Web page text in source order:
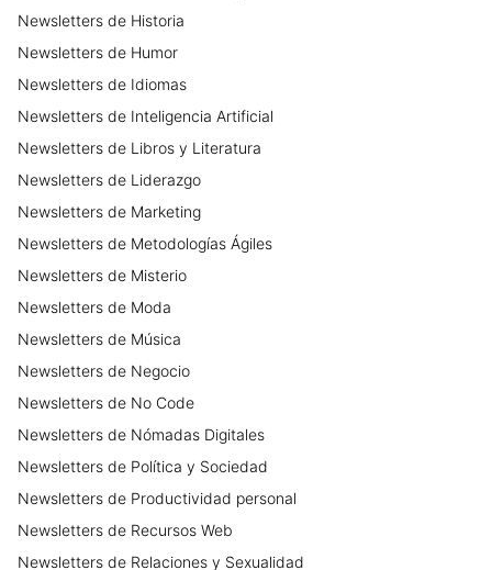
Newsletters de Historia
Newsletters de Humor
Newsletters de Idiomas
Newsletters de Inteligencia Artificial
Newsletters de Libros y Literatura
Newsletters de Liderazgo
Newsletters de Marketing
Newsletters de Metodologías Ágiles
Newsletters de Misterio
Newsletters de Moda
Newsletters de Música
Newsletters de Negocio
Newsletters de No Code
Newsletters de Nómadas Digitales
Newsletters de Política y Sociedad
Newsletters de Productividad personal
Newsletters de Recursos Web
Newsletters de Relaciones y Sexualidad